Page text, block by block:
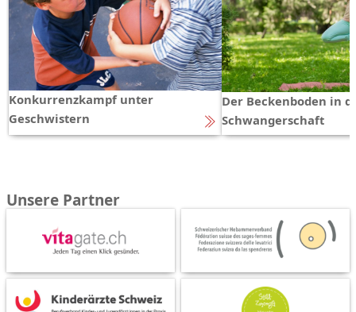
Konkurrenzkampf unter
Geschwistern
Der Beckenboden in
Schwangerschaft
Unsere Partner